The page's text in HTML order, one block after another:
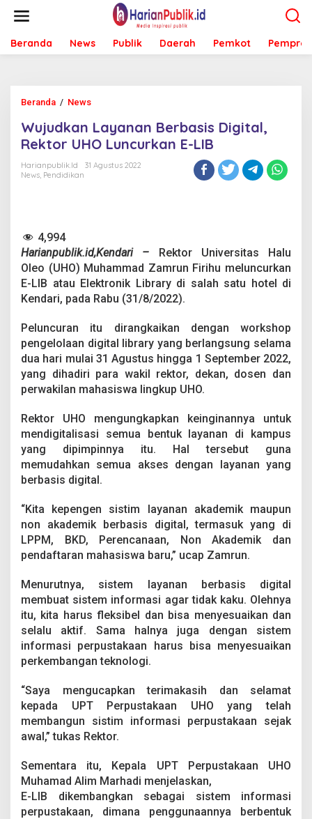
t
Beranda News Publik Daerah Pemkot Pemprov
Beranda / News
u
d
k
n
a
B
e
b
a
s
i
D
g
t
a
,
k
t
r
L
u
c
u
r
a
n
E
L
B
Wujudkan Layanan Berbasis Digital,
Rektor UHO Luncurkan E-LIB
Harianpublik.id
31 Agustus 2022
News, Pendidikan
4,994
Harianpublik.id,Kendari –
Rektor Universitas Halu
Oleo (UHO) Muhammad Zamrun Firihu meluncurkan
E-LIB atau Elektronik Library di salah satu hotel di
Kendari, pada Rabu (31/8/2022).
Peluncuran itu dirangkaikan dengan workshop
pengelolaan digital library yang berlangsung selama
dua hari mulai 31 Agustus hingga 1 September 2022,
yang dihadiri para wakil rektor, dekan, dosen dan
perwakilan mahasiswa lingkup UHO.
Rektor UHO mengungkapkan keinginannya untuk
mendigitalisasi semua bentuk layanan di kampus
yang dipimpinnya itu. Hal tersebut guna
memudahkan semua akses dengan layanan yang
berbasis digital.
“Kita kepengen sistim layanan akademik maupun
non akademik berbasis digital, termasuk yang di
LPPM, BKD, Perencanaan, Non Akademik dan
pendaftaran mahasiswa baru,” ucap Zamrun.
Menurutnya, sistem layanan berbasis digital
membuat sistem informasi agar tidak kaku. Olehnya
itu, kita harus fleksibel dan bisa menyesuaikan dan
selalu aktif. Sama halnya juga dengan sistem
informasi perpustakaan harus bisa menyesuaikan
perkembangan teknologi.
“Saya mengucapkan terimakasih dan selamat
kepada UPT Perpustakaan UHO yang telah
membangun sistim informasi perpustakaan sejak
awal,” tukas Rektor.
Sementara itu, Kepala UPT Perpustakaan UHO
Muhamad Alim Marhadi menjelaskan,
E-LIB dikembangkan sebagai sistem informasi
perpustakaan, dimana penggunaannya berbentuk